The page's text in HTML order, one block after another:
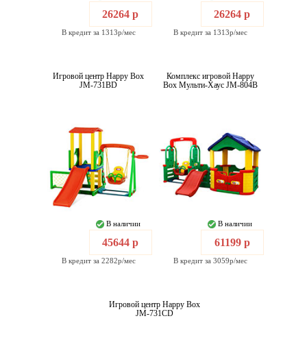
26264 р
В кредит за 1313р/мес
26264 р
В кредит за 1313р/мес
Игровой центр Happy Box
JM-731BD
В наличии
45644 р
В кредит за 2282р/мес
Комплекс игровой Happy
Box Мульти-Хаус JM-804B
В наличии
61199 р
В кредит за 3059р/мес
Игровой центр Happy Box
JM-731CD